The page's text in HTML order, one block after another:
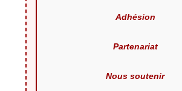
Adhésion
Partenariat
Nous soutenir